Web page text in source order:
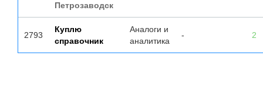
Петрозаводск
2793
Куплю
справочник
Аналоги и
аналитика
- 2